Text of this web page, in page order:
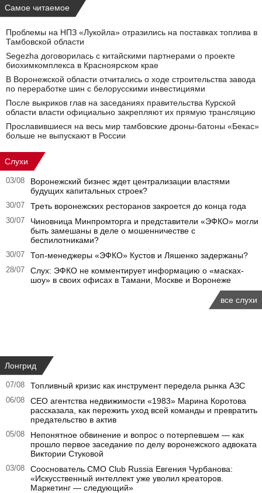
Самое читаемое
Проблемы на НПЗ «Лукойла» отразились на поставках топлива в
Тамбовской области
Segezha договорилась с китайскими партнерами о проекте
биохимкомплекса в Красноярском крае
В Воронежской области отчитались о ходе строительства завода
по переработке шин с белорусскими инвестициями
После выкриков глав на заседаниях правительства Курской
области власти официально закрепляют их прямую трансляцию
Прославившиеся на весь мир тамбовские дроны-батоны «Бекас»
больше не выпускают в России
Слухи
03/08
Воронежский бизнес ждет централизации властями
будущих капитальных строек?
30/07 Треть воронежских ресторанов закроется до конца года
30/07
Чиновница Минпромторга и представители «ЭФКО» могли
быть замешаны в деле о мошенничестве с
беспилотниками?
30/07 Топ-менеджеры «ЭФКО» Кустов и Ляшенко задержаны?
28/07
Слух: ЭФКО не комментирует информацию о «масках-
шоу» в своих офисах в Тамани, Москве и Воронеже
все слухи
Лонгрид
07/08 Топливный кризис как инструмент передела рынка АЗС
06/08
CEO агентства недвижимости «1983» Марина Коротова
рассказала, как пережить уход всей команды и превратить
предательство в актив
05/08
Непонятное обвинение и вопрос о потерпевшем — как
прошло первое заседание по делу воронежского адвоката
Виктории Стуковой
03/08
Сооснователь CMO Club Russia Евгения Чурбанова:
«Искусственный интеллект уже уволил креаторов.
Маркетинг — следующий»